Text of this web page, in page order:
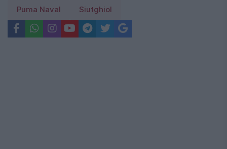
Puma Naval Siutghiol